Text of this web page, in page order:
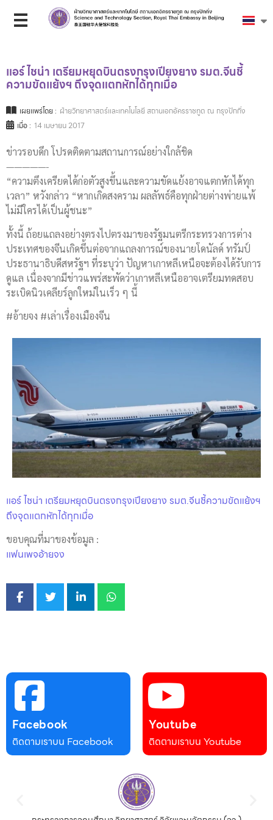
แอร์ ไชน่า เตรียมหยุดบินตรงกรุงเปียงยาง รมต.จีนชี้
ความขัดแย้งฯ ถึงจุดแตกหักได้ทุกเมื่อ
เผยแพร่โดย : ฝ่ายวิทยาศาสตร์และเทคโนโลยี สถานเอกอัครราชทูต ณ กรุงปักกิ่ง
เมื่อ : 14 เมษายน 2017
ข่าวรอบดึก โปรดติดตามสถานการณ์อย่างใกล้ชิด
—————-
“ความตึงเครียดได้ก่อตัวสูงขึ้นและความขัดแย้งอาจแตกหักได้ทุก
เวลา” หวังกล่าว “หากเกิดสงคราม ผลลัพธ์คือทุกฝ่ายต่างพ่ายแพ้
ไม่มีใครได้เป็นผู้ชนะ”
ทั้งนี้ ถ้อยแถลงอย่างตรงไปตรงมาของรัฐมนตรีกระทรวงการต่าง
ประเทศของจีนเกิดขึ้นต่อจากแถลงการณ์ของนายโดนัลด์ ทรัมป์
ประธานาธิบดีสหรัฐฯ ที่ระบุว่า ปัญหาเกาหลีเหนือจะต้องได้รับการ
ดูแล เนื่องจากมีข่าวแพร่สะพัดว่าเกาหลีเหนืออาจเตรียมทดสอบ
ระเบิดนิวเคลียร์ลูกใหม่ในเร็ว ๆ นี้
#อ้ายจง #เล่าเรื่องเมืองจีน
แอร์ ไชน่า เตรียมหยุดบินตรงกรุงเปียงยาง รมต.จีนชี้ความขัดแย้งฯ
ถึงจุดแตกหักได้ทุกเมื่อ
ขอบคุณที่มาของข้อมูล :
แฟนเพจอ้ายจง
Facebook
ติดตามเราบน Facebook
Youtube
ติดตามเราบน Youtube